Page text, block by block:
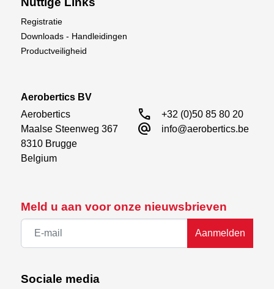
Meld u aan voor onze nieuwsbrieven
Aanmelden
Sociale media
Registratie
Downloads - Handleidingen
Productveiligheid
Aerobertics BV
Aerobertics
Maalse Steenweg 367
8310 Brugge
Belgium
call +32 (0)50 85 80 20
alternate_email info@aerobertics.be